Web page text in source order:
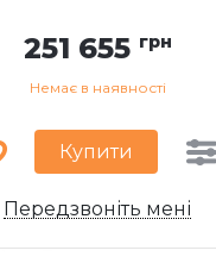
251 655 грн
Немає в наявності
Купити
Передзвоніть мені